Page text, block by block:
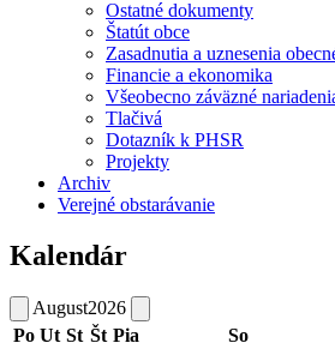
Ostatné dokumenty
Štatút obce
Zasadnutia a uznesenia
Financie a ekonomika
Všeobecno záväzné
Tlačivá
Dotazník k PHSR
Projekty
Archiv
Verejné obstarávanie
Kalendár
August2026
Po Ut St Št Pia So